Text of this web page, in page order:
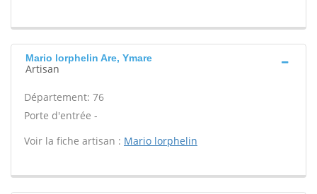
Mario lorphelin Are, Ymare
Artisan
Département: 76
Porte d'entrée -
Voir la fiche artisan : Mario lorphelin